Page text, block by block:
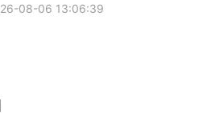
08-06 13:06:39